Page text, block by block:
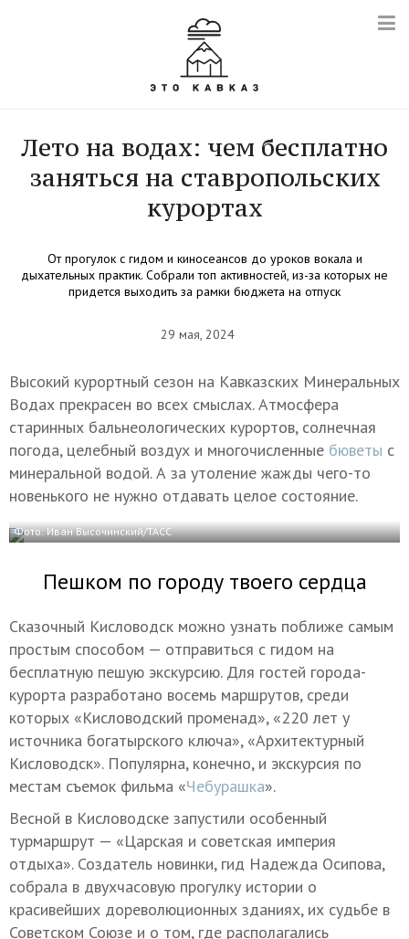
Лето на водах: чем бесплатно
заняться на ставропольских
курортах
От прогулок с гидом и киносеансов до уроков вокала и
дыхательных практик. Собрали топ активностей, из-за которых не
придется выходить за рамки бюджета на отпуск
29 мая, 2024
Высокий курортный сезон на Кавказских Минеральных
Водах прекрасен во всех смыслах. Атмосфера
старинных бальнеологических курортов, солнечная
погода, целебный воздух и многочисленные бюветы с
минеральной водой. А за утоление жажды чего-то
новенького не нужно отдавать целое состояние.
Фото: Иван Высочинский/ТАСС
Пешком по городу твоего сердца
Сказочный Кисловодск можно узнать поближе самым
простым способом — отправиться с гидом на
бесплатную пешую экскурсию. Для гостей города-
курорта разработано восемь маршрутов, среди
которых «Кисловодский променад», «220 лет у
источника богатырского ключа», «Архитектурный
Кисловодск». Популярна, конечно, и экскурсия по
местам съемок фильма «Чебурашка».
Весной в Кисловодске запустили особенный
турмаршрут — «Царская и советская империя
отдыха». Создатель новинки, гид Надежда Осипова,
собрала в двухчасовую прогулку истории о
красивейших дореволюционных зданиях, их судьбе в
Советском Союзе и о том, где располагались